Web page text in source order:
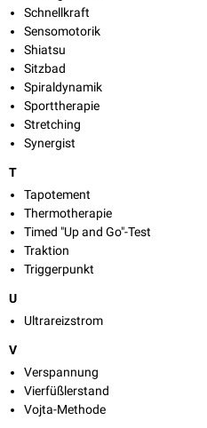
Schnellkraft
Sensomotorik
Shiatsu
Sitzbad
Spiraldynamik
Sporttherapie
Stretching
Synergist
T
Tapotement
Thermotherapie
Timed "Up and Go"-Test
Traktion
Triggerpunkt
U
Ultrareizstrom
V
Verspannung
Vierfüßlerstand
Vojta-Methode